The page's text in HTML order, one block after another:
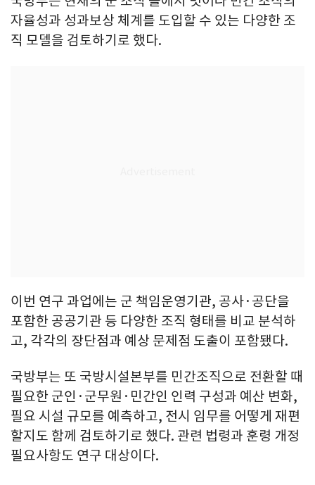
자율성과 성과보상 체계를 도입할 수 있는 다양한 조
직 모델을 검토하기로 했다.
이번 연구 과업에는 군 책임운영기관, 공사·공단을
포함한 공공기관 등 다양한 조직 형태를 비교 분석하
고, 각각의 장단점과 예상 문제점 도출이 포함됐다.
국방부는 또 국방시설본부를 민간조직으로 전환할 때
필요한 군인·군무원·민간인 인력 구성과 예산 변화,
필요 시설 규모를 예측하고, 전시 임무를 어떻게 재편
할지도 함께 검토하기로 했다. 관련 법령과 훈령 개정
필요사항도 연구 대상이다.